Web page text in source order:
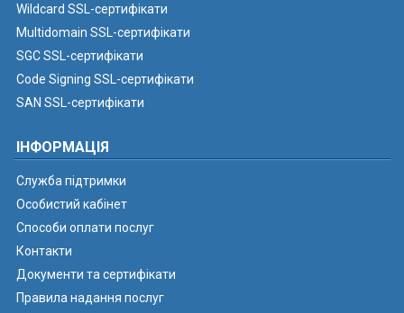
Wildcard SSL-сертифікати
Multidomain SSL-сертифікати
SGC SSL-сертифікати
Code Signing SSL-сертифікати
SAN SSL-сертифікати
ІНФОРМАЦІЯ
Служба підтримки
Особистий кабінет
Способи оплати послуг
Контакти
Документи та сертифікати
Правила надання послуг